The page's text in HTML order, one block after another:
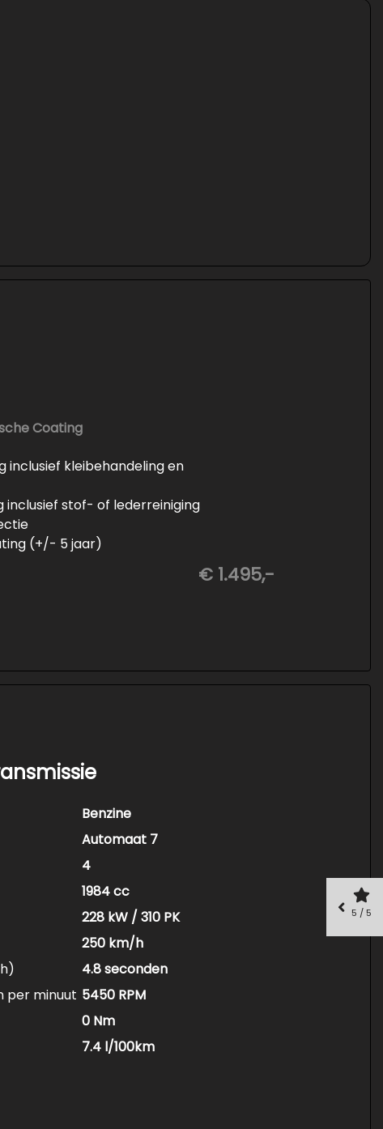
Coating
inclusief kleibehandeling en
inclusief stof- of lederreiniging
(+/- 5 jaar)
wielen
€ 1.495,-
Benzine
Automaat 7
4
1984 cc
228 kW / 310 PK
250 km/h
4.8 seconden
per minuut 5450 RPM
0 Nm
7.4 l/100km
5 / 5